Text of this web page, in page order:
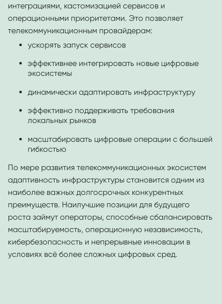
интеграциями, кастомизацией сервисов и
операционными приоритетами. Это позволяет
телекоммуникационным провайдерам:
ускорять запуск сервисов
эффективнее интегрировать новые цифровые
экосистемы
динамически адаптировать инфраструктуру
эффективно поддерживать требования
локальных рынков
масштабировать цифровые операции с большей
гибкостью
По мере развития телекоммуникационных экосистем
адаптивность инфраструктуры становится одним из
наиболее важных долгосрочных конкурентных
преимуществ. Наилучшие позиции для будущего
роста займут операторы, способные сбалансировать
масштабируемость, операционную независимость,
кибербезопасность и непрерывные инновации в
условиях всё более сложных цифровых сред.